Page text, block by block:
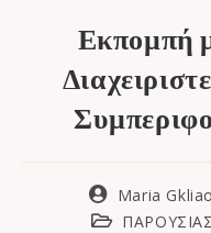
Εκπομπή
Maria